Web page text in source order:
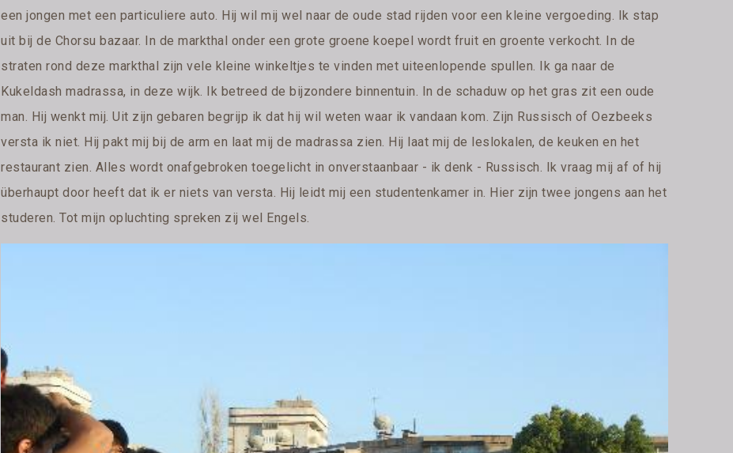
een jongen met een particuliere auto. Hij wil mij wel naar de oude stad rijden voor een kleine vergoeding. Ik stap
uit bij de Chorsu bazaar. In de markthal onder een grote groene koepel wordt fruit en groente verkocht. In de
straten rond deze markthal zijn vele kleine winkeltjes te vinden met uiteenlopende spullen. Ik ga naar de
Kukeldash madrassa, in deze wijk. Ik betreed de bijzondere binnentuin. In de schaduw op het gras zit een oude
man. Hij wenkt mij. Uit zijn gebaren begrijp ik dat hij wil weten waar ik vandaan kom. Zijn Russisch of Oezbeeks
versta ik niet. Hij pakt mij bij de arm en laat mij de madrassa zien. Hij laat mij de leslokalen, de keuken en het
restaurant zien. Alles wordt onafgebroken toegelicht in onverstaanbaar - ik denk - Russisch. Ik vraag mij af of hij
überhaupt door heeft dat ik er niets van versta. Hij leidt mij een studentenkamer in. Hier zijn twee jongens aan het
studeren. Tot mijn opluchting spreken zij wel Engels.